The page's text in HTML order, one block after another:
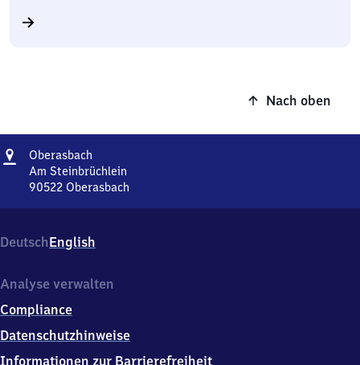
Nach oben
Adresse
Oberasbach
Am Steinbrüchlein
90522 Oberasbach
Steinbrüchlein,
9
5
2
Oberasbach
DeutschEnglish
Analyse verwalten
Compliance
Datenschutzhinweise
Informationen zur Barrierefreiheit